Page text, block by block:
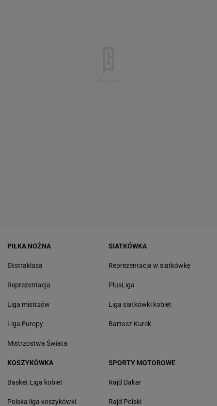
PIŁKA NOŻNA
Ekstraklasa
Reprezentacja
Liga mistrzów
Liga Europy
Mistrzostwa Świata
SIATKÓWKA
Reprezentacja w siatkówkę
PlusLiga
Liga siatkówki kobiet
Bartosz Kurek
KOSZYKÓWKA
Basket Liga kobiet
Polska liga koszykówki
SPORTY MOTOROWE
Rajd Dakar
Rajd Polski